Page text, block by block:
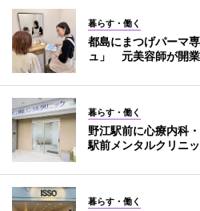
暮らす・働く
都島にまつげパーマ
ュ」 元美容師が開業
暮らす・働く
野江駅前に心療内科
駅前メンタルクリニッ
暮らす・働く